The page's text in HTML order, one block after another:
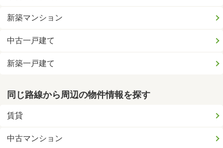
新築マンション
中古一戸建て
新築一戸建て
同じ路線から周辺の物件情報を探す
賃貸
中古マンション